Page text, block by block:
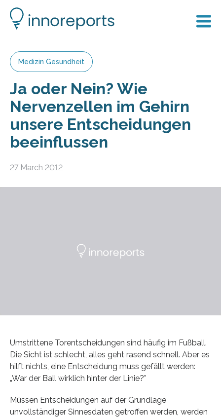
Medizin Gesundheit
Ja oder Nein? Wie
Nervenzellen im Gehirn
unsere Entscheidungen
beeinflussen
27 March 2012
Umstrittene Torentscheidungen sind häufig im Fußball.
Die Sicht ist schlecht, alles geht rasend schnell. Aber es
hilft nichts, eine Entscheidung muss gefällt werden:
„War der Ball wirklich hinter der Linie?”
Müssen Entscheidungen auf der Grundlage
unvollständiger Sinnesdaten getroffen werden, werden